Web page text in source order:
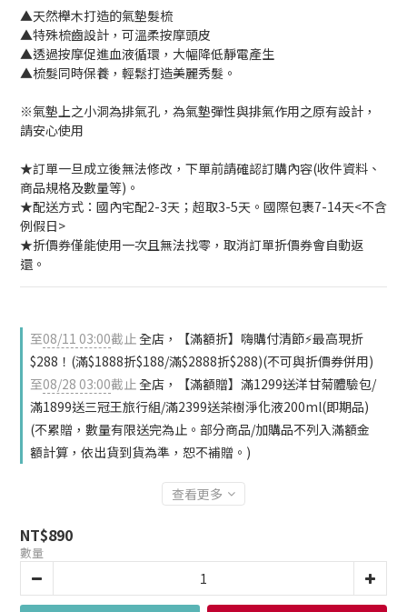
▲天然櫸木打造的氣墊髮梳
▲特殊梳齒設計，可溫柔按摩頭皮
▲透過按摩促進血液循環，大幅降低靜電產生
▲梳髮同時保養，輕鬆打造美麗秀髮。
※氣墊上之小洞為排氣孔，為氣墊彈性與排氣作用之原有設計，
請安心使用
★訂單一旦成立後無法修改，下單前請確認訂購內容(收件資料、
商品規格及數量等)。
★配送方式：國內宅配2-3天；超取3-5天。國際包裹7-14天<不含
例假日>
★折價券僅能使用一次且無法找零，取消訂單折價券會自動返
還。
至08/11 03:00截止全店，【滿額折】嗨購付清節⚡最高現折
$288！(滿$1888折$188/滿$2888折$288)(不可與折價券併用)
至08/28 03:00截止全店，【滿額贈】滿1299送洋甘菊體驗包/
滿1899送三冠王旅行組/滿2399送茶樹淨化液200ml(即期品)
(不累贈，數量有限送完為止。部分商品/加購品不列入滿額金
額計算，依出貨到貨為準，恕不補贈。)
查看更多
NT$890
數量